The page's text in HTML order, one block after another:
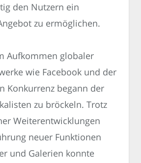
den Nutzern ein
zu ermöglichen.
Aufkommen globaler
wie Facebook und der
Konkurrenz begann der
zu bröckeln. Trotz
Weiterentwicklungen
neuer Funktionen
und Galerien konnte